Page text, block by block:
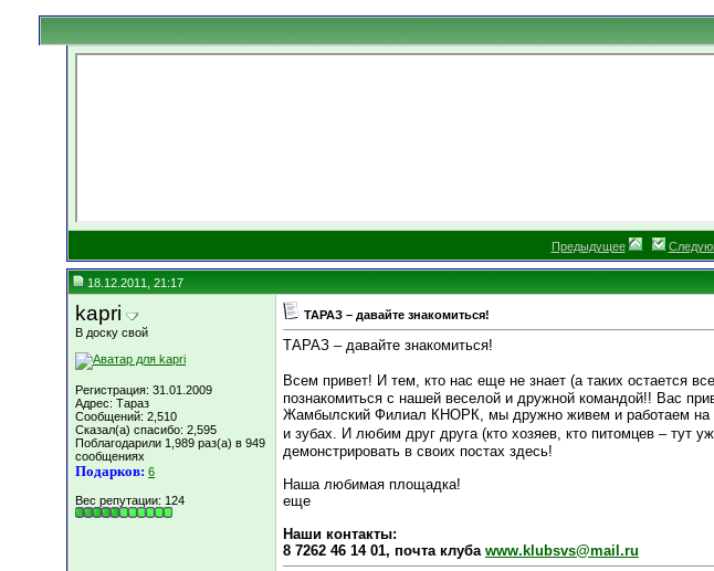
Предыдущее
18.12.2011, 21:17
kapri
В доску свой
Регистрация: 31.01.2009
Адрес: Тараз
Сообщений: 2,510
Сказал(а) спасибо: 2,595
Поблагодарили 1,989 раз(а) в 949
сообщениях
Подарков: 6
Вес репутации: 124
ТАРАЗ – давайте знакомиться!
ТАРАЗ – давайте знакомиться!
Всем привет! И тем, кто нас еще не знает (а таких остается
познакомиться с нашей веселой и дружной командой!! Вас
Жамбылский Филиал КНОРК, мы дружно живем и работаем на
и зубах. И любим друг друга (кто хозяев, кто питомцев – тут
демонстрировать в своих постах здесь!
Наша любимая площадка!
еще
Наши контакты:
8 7262 46 14 01, почта клуба www.klubsvs@mail.ru